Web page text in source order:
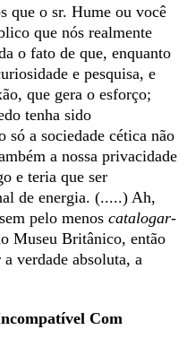
que o sr. Hume ou você
que nós realmente
o fato de que, enquanto
e pesquisa, e
que gera o esforço;
tenha sido
só a sociedade cética não
a nossa privacidade
e teria que ser
de energia. (.....) Ah,
pelo menos catalogar-
Museu Britânico, então
verdade absoluta, a
Com